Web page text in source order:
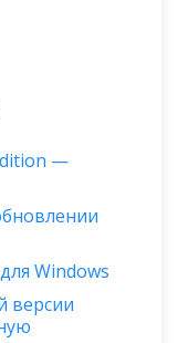
—
Windows
версии